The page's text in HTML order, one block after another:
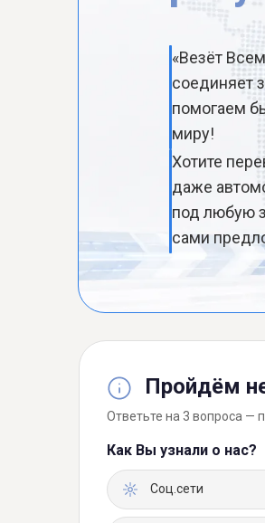
«Везёт
соединяет
помогаем
миру!
Хотите
даже
под любую
сами
Пройдём
Ответьте на 3 вопроса —
Как Вы узнали о нас?
Соц.сети